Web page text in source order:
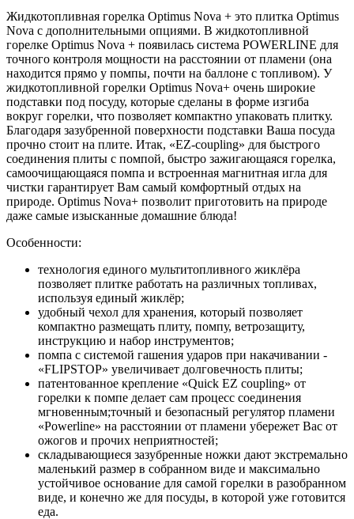
Жидкотопливная горелка Optimus Nova + это плитка Optimus
Nova с дополнительными опциями. В жидкотопливной
горелке Optimus Nova + появилась система POWERLINE для
точного контроля мощности на расстоянии от пламени (она
находится прямо у помпы, почти на баллоне с топливом). У
жидкотопливной горелки Optimus Nova+ очень широкие
подставки под посуду, которые сделаны в форме изгиба
вокруг горелки, что позволяет компактно упаковать плитку.
Благодаря зазубренной поверхности подставки Ваша посуда
прочно стоит на плите. Итак, «EZ-coupling» для быстрого
соединения плиты с помпой, быстро зажигающаяся горелка,
самоочищающаяся помпа и встроенная магнитная игла для
чистки гарантирует Вам самый комфортный отдых на
природе. Optimus Nova+ позволит приготовить на природе
даже самые изысканные домашние блюда!
Особенности:
технология единого мультитопливного жиклёра
позволяет плитке работать на различных топливах,
используя единый жиклёр;
удобный чехол для хранения, который позволяет
компактно размещать плиту, помпу, ветрозащиту,
инструкцию и набор инструментов;
помпа с системой гашения ударов при накачивании -
«FLIPSTOP» увеличивает долговечность плиты;
патентованное крепление «Quick EZ coupling» от
горелки к помпе делает сам процесс соединения
мгновенным;точный и безопасный регулятор пламени
«Powerline» на расстоянии от пламени убережет Вас от
ожогов и прочих неприятностей;
складывающиеся зазубренные ножки дают экстремально
маленький размер в собранном виде и максимально
устойчивое основание для самой горелки в разобранном
виде, и конечно же для посуды, в которой уже готовится
еда.